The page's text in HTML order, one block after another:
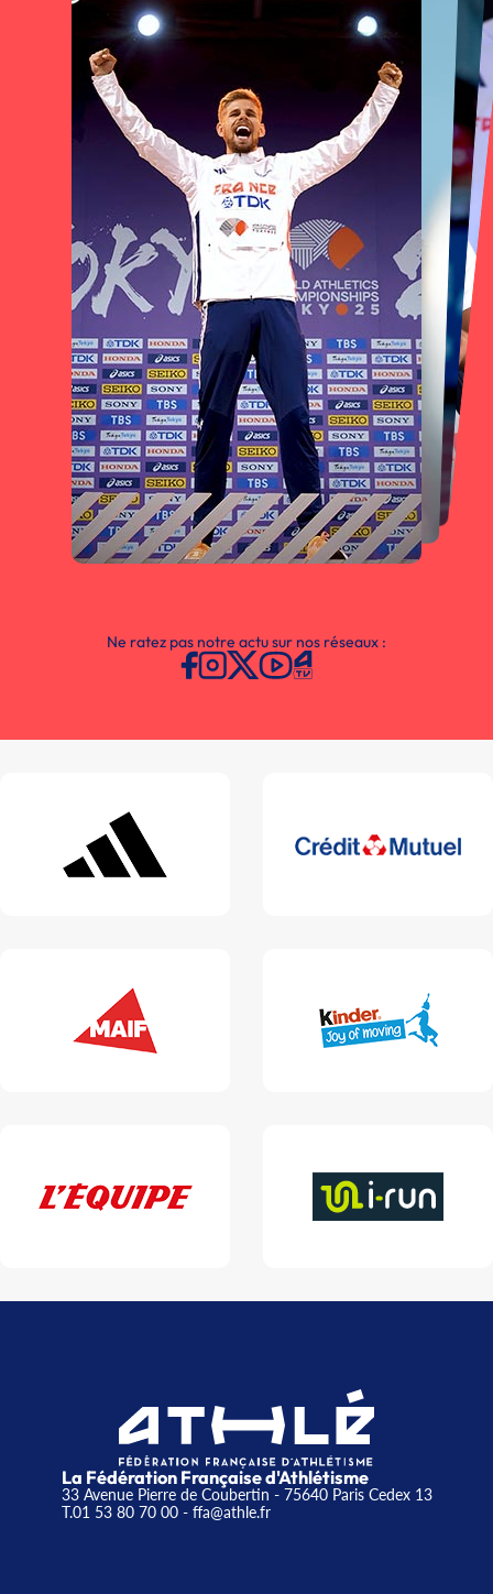
Ne ratez pas notre actu sur nos réseaux :
La Fédération Française d'Athlétisme
33 Avenue Pierre de Coubertin - 75640 Paris Cedex 13
T.01 53 80 70 00- ffa@athle.fr